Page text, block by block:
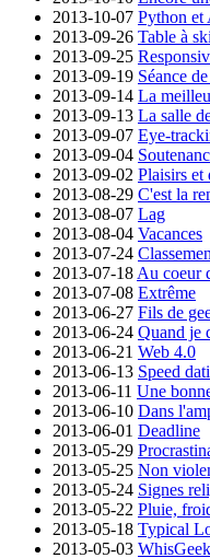
2013-10-07 Python et
2013-09-26 Table à
2013-09-25
2013-09-19 Séance
2013-09-14 La
2013-09-13 La salle
2013-09-07 Eye-
2013-09-04
2013-09-02 Plaisirs et
2013-08-29 C'est la
2013-08-07 Lag
2013-08-04 Vacances
2013-07-24
2013-07-18 Au coeur
2013-07-08 Extrême
2013-06-27 Fils de
2013-06-24 Quand je
2013-06-21 Web 4.0
2013-06-13 Speed
2013-06-11 Une
2013-06-10 Dans
2013-06-01 Deadline
2013-05-29
2013-05-25 Non
2013-05-24 Signes
2013-05-22 Pluie,
2013-05-18 Typical
2013-05-03